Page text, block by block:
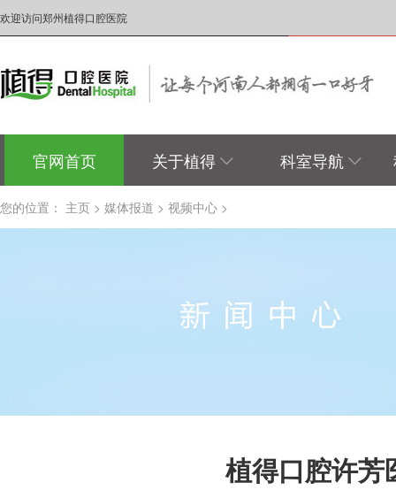
欢迎访问郑州植得口腔医院
官网首页 关于植得 科室导航
您的位置： 主页 > 媒体报道 > 视频中心 >
植得口腔许芳